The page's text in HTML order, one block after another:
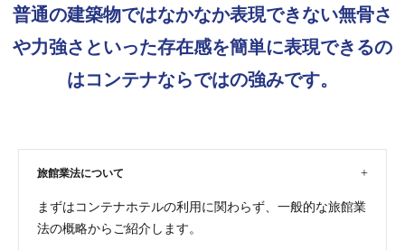
普通の建築物ではなかなか表現できない無骨さ
や力強さといった存在感を簡単に表現できるの
はコンテナならではの強みです。
旅館業法について
まずはコンテナホテルの利用に関わらず、一般的な旅館業
法の概略からご紹介します。